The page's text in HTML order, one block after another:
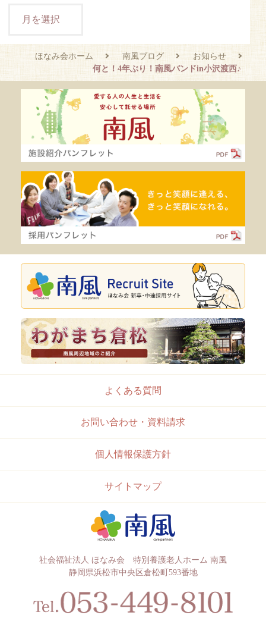
ほなみ会ホーム 南風ブログ
お知らせ
何と！4年ぶり！南風バンドin小沢渡西♪
よくある質問
お問い合わせ・資料請求
個人情報保護方針
サイトマップ
社会福祉法人 ほなみ会 特別養護老人ホーム 南風
静岡県浜松市中央区倉松町593番地